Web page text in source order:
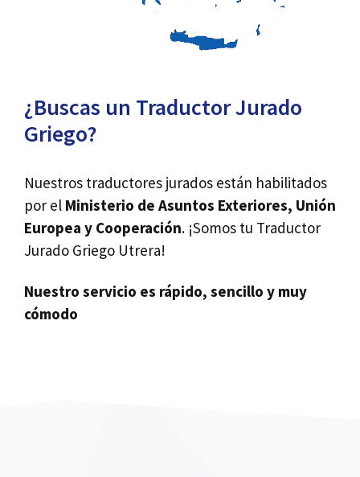
¿Buscas un Traductor Jurado
Griego?
Nuestros traductores jurados están habilitados
por el Ministerio de Asuntos Exteriores, Unión
Europea y Cooperación. ¡Somos tu Traductor
Jurado Griego Utrera!
Nuestro servicio es rápido, sencillo y muy
cómodo